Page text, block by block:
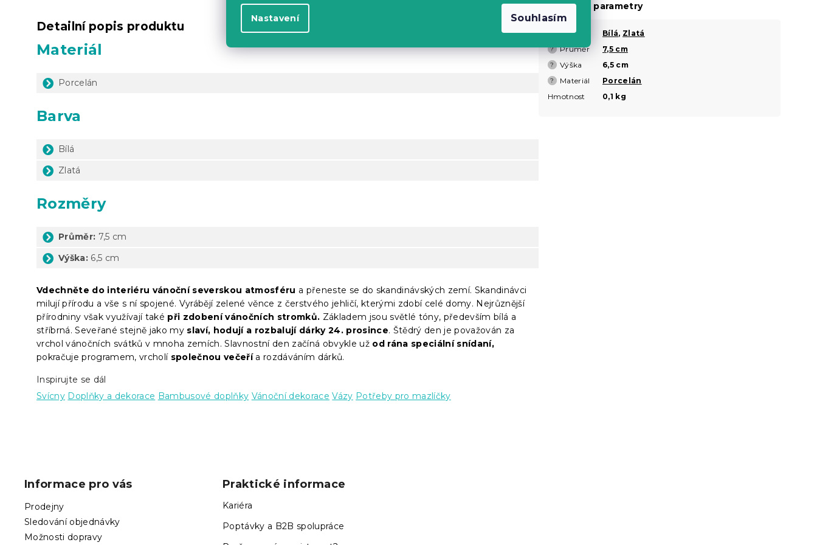
Nastavení Souhlasím
Detailní popis produktu
Materiál
Porcelán
Barva
Bílá
Zlatá
Rozměry
Průměr: 7,5 cm
Výška: 6,5 cm
Vdechněte do interiéru vánoční severskou atmosféru a přeneste se do skandinávských zemí. Skandinávci
milují přírodu a vše s ní spojené. Vyrábějí zelené věnce z čerstvého jehličí, kterými zdobí celé domy. Nejrůznější
přírodniny však využívají také při zdobení vánočních stromků. Základem jsou světlé tóny, především bílá a
stříbrná. Seveřané stejně jako my slaví, hodují a rozbalují dárky 24. prosince. Štědrý den je považován za
vrchol vánočních svátků v mnoha zemích. Slavnostní den začíná obvykle už od rána speciální snídaní,
pokračuje programem, vrcholí společnou večeřía rozdáváním dárků.
Inspirujte se dál
Svícny Doplňky a dekorace Bambusové doplňky Vánoční dekorace Vázy Potřeby pro mazlíčky
Doplňkové parametry
? Barva Bílá, Zlatá
? Průměr 7,5 cm
? Výška 6,5 cm
? Materiál
Porcelán
Hmotnost
0,1 kg
Informace pro vás
Prodejny
Sledování objednávky
Možnosti dopravy
Praktické informace
Kariéra
Poptávky a B2B spolupráce